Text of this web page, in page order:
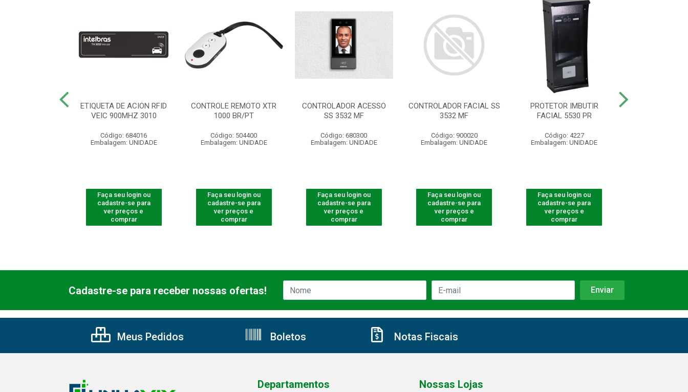
ETIQUETA DE ACION RFID
VEIC 900MHZ 3010
Código: 684016
Embalagem: UNIDADE
Faça seu login ou
cadastre-se para
ver preços e
comprar
CONTROLE REMOTO XTR
1000 BR/PT
Código: 504400
Embalagem: UNIDADE
Faça seu login ou
cadastre-se para
ver preços e
comprar
CONTROLADOR ACESSO
SS 3532 MF
Código: 680300
Embalagem: UNIDADE
Faça seu login ou
cadastre-se para
ver preços e
comprar
CONTROLADOR FACIAL SS
3532 MF
Código: 900020
Embalagem: UNIDADE
Faça seu login ou
cadastre-se para
ver preços e
comprar
PROTETOR IMBUTIR
FACIAL 5530 PR
Código: 4227
Embalagem: UNIDADE
Faça seu login ou
cadastre-se para
ver preços e
comprar
Cadastre-se para receber nossas ofertas!
Meus Pedidos Boletos Notas Fiscais
Departamentos Nossas Lojas